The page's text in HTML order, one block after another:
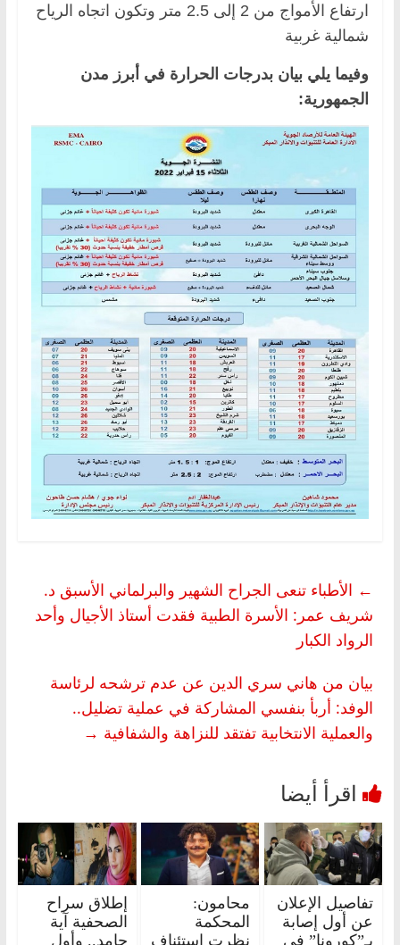
ارتفاع الأمواج من 2 إلى 2.5 متر وتكون اتجاه الرياح
شمالية غربية
وفيما يلي بيان بدرجات الحرارة في أبرز مدن
الجمهورية:
← الأطباء تنعى الجراح الشهير والبرلماني الأسبق د.
شريف عمر: الأسرة الطبية فقدت أستاذ الأجيال وأحد
الرواد الكبار
بيان من هاني سري الدين عن عدم ترشحه لرئاسة
الوفد: أربأ بنفسي المشاركة في عملية تضليل..
والعملية الانتخابية تفتقد للنزاهة والشفافية →
تفاصيل الإعلان
عن أول إصابة
بـ”كورونا” في
محامون:
المحكمة
نظرت استئناف
إطلاق سراح
الصحفية آية
حامد.. وأول